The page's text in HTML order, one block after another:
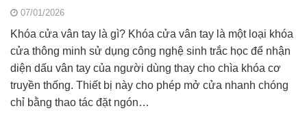
07/01/2026
Khóa cửa vân tay là gì? Khóa cửa vân tay là một loại khóa
cửa thông minh sử dụng công nghệ sinh trắc học để nhận
diện dấu vân tay của người dùng thay cho chìa khóa cơ
truyền thống. Thiết bị này cho phép mở cửa nhanh chóng
chỉ bằng thao tác đặt ngón…